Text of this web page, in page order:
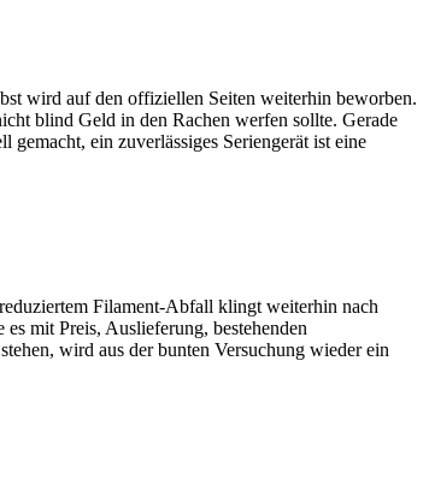
wird auf den offiziellen Seiten weiterhin beworben.
blind Geld in den Rachen werfen sollte. Gerade
ein zuverlässiges Seriengerät ist eine
Filament-Abfall klingt weiterhin nach
mit Preis, Auslieferung, bestehenden
wird aus der bunten Versuchung wieder ein